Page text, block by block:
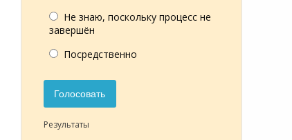
Не знаю, поскольку процесс не
завершён
Посредственно
Голосовать
Результаты